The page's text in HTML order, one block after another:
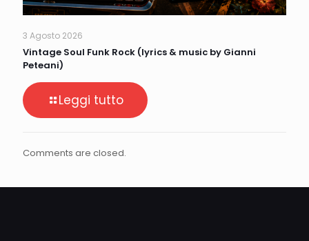
3 Agosto 2026
Vintage Soul Funk Rock (lyrics & music by Gianni
Peteani)
Leggi tutto
Comments are closed.